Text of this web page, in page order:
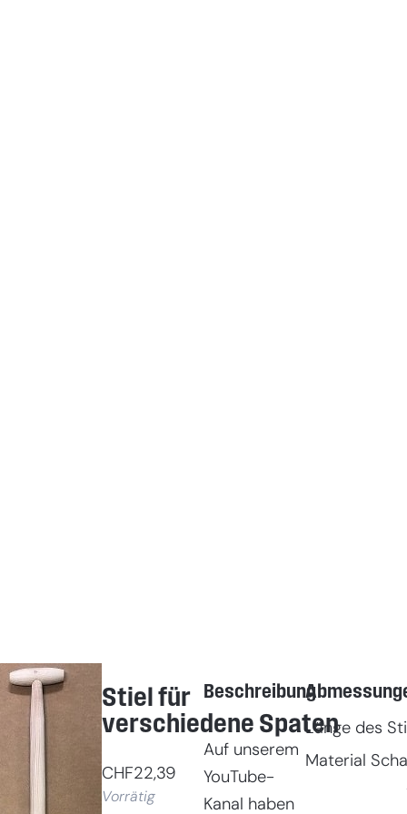
Stiel für
verschiedene Spaten
CHF22,39
Vorrätig
Beschreibung
Auf unserem
YouTube-
Kanal haben
Länge des
Material